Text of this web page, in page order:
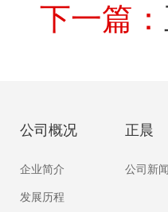
下一篇：
公司概况
企业简介
发展历程
正晨
公司新闻